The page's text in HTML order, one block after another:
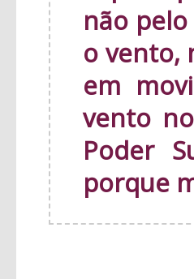
não
o vento,
em
vento
Poder
porque